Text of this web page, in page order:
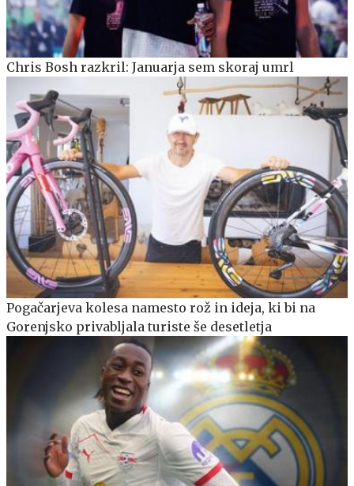
Chris Bosh razkril: Januarja sem skoraj umrl
Pogačarjeva kolesa namesto rož in ideja, ki bi na
Gorenjsko privabljala turiste še desetletja